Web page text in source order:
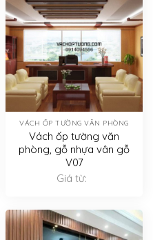
VÁCH ỐP TƯỜNG VĂN PHÒNG
Vách ốp tường văn
phòng, gỗ nhựa vân gỗ
V07
Giá từ: